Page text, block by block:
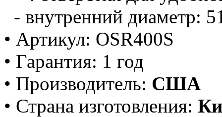
- внутренний диаметр:
• Артикул: OSR400S
• Гарантия: 1 год
• Производитель: США
• Страна изготовления: